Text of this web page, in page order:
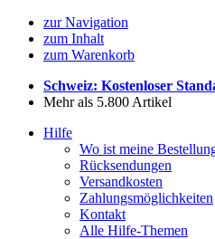
zur Navigation
zum Inhalt
zum Warenkorb
Schweiz: Kostenloser
Mehr als 5.800 Artikel
Hilfe
Wo ist meine
Rücksendungen
Versandkosten
Zahlungsmöglichkeiten
Kontakt
Alle Hilfe-Themen